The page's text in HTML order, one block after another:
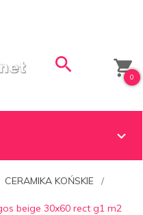
0
CERAMIKA KOŃSKIE
beige 30x60 rect g1 m2